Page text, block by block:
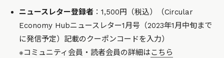
ニュースレター登録者 ：1,500円（税込）（Circular
Economy Hubニュースレター1月号（2023年1月中旬まで
に発信予定）記載のクーポンコードを入力）
※コミュニティ会員・読者会員の詳細はこちら